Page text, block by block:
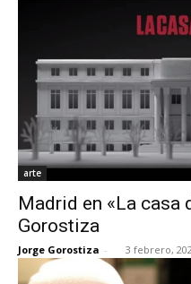
arte
Madrid en «La casa
Gorostiza
Jorge Gorostiza - 3 febrero,